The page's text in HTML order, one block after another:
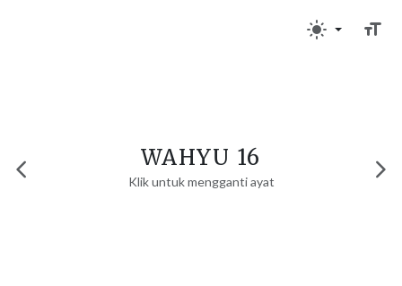
WAHYU 16
Klik untuk mengganti ayat